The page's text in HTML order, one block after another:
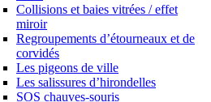
Collisions et baies vitrées / effet
miroir
Regroupements d’étourneaux et de
corvidés
Les pigeons de ville
Les salissures d’hirondelles
SOS chauves-souris